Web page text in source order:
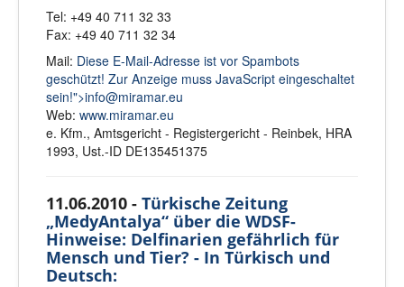
Tel: +49 40 711 32 33
Fax: +49 40 711 32 34
Mail: Diese E-Mail-Adresse ist vor Spambots
geschützt! Zur Anzeige muss JavaScript eingeschaltet
sein!">info@miramar.eu
Web: www.miramar.eu
e. Kfm., Amtsgericht - Registergericht - Reinbek, HRA
1993, Ust.-ID DE135451375
11.06.2010 - Türkische Zeitung
„MedyAntalya“ über die WDSF-
Hinweise: Delfinarien gefährlich für
Mensch und Tier? - In Türkisch und
Deutsch: